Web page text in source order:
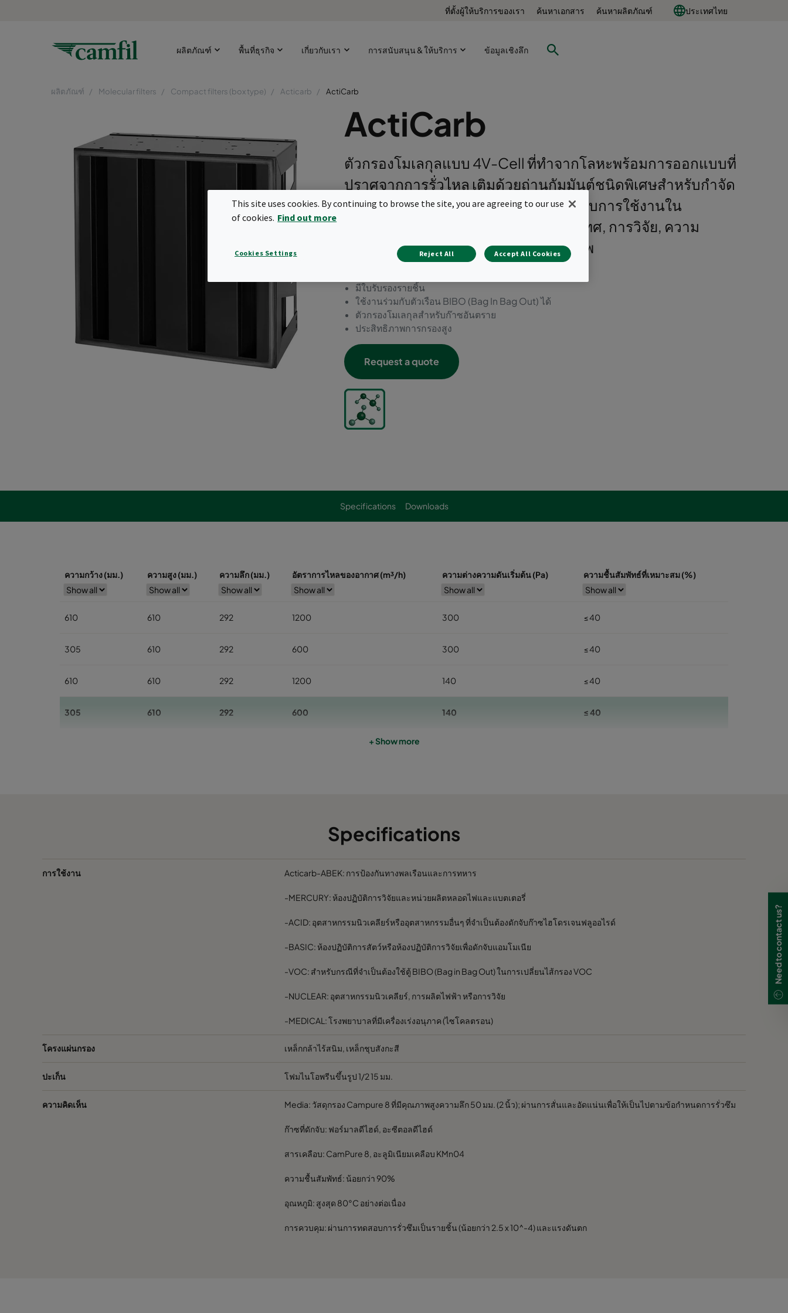
ที่ตั้งผู้ให้บริการของเรา ค้นหาเอกสาร ค้นหาผลิตภัณฑ์ ประเทศไทย
ผลิตภัณฑ์ พื้นที่ธุรกิจ เกี่ยวกับเรา การสนับสนุน & ให้บริการ ข้อมูลเชิงลึก
ผลิตภัณฑ์ Molecular filters Compact filters (box type) Acticarb ActiCarb
ActiCarb
ตัวกรองโมเลกุลแบบ 4V-Cell ที่ทำจากโลหะพร้อมการออกแบบที่
ปราศจากการรั่วไหล เติมด้วยถ่านกัมมันต์ชนิดพิเศษสำหรับกำจัด
ก๊าซพิษและก๊าซกัมมันตรังสี เหมาะสำหรับการใช้งานใน
อุตสาหกรรมนิวเคลียร์, การป้องกันประเทศ, การวิจัย, ความ
ปลอดภัยทางชีวภาพ และการดูแลสุขภาพ
มีใบรับรองรายชิ้น
ใช้งานร่วมกับตัวเรือน BIBO (Bag In Bag Out) ได้
ตัวกรองโมเลกุลสำหรับก๊าซอันตราย
ประสิทธิภาพการกรองสูง
Request a quote
Specifications Downloads
ความกว้าง (มม.) ความสูง (มม.) ความลึก (มม.) อัตราการไหลของอากาศ (m³/h) ความต่างความดันเริ่มต้น (Pa) ความชื้นสัมพัทธ์ที่เหมาะสม (%)
610 610 292 1200 300 ≤ 40
305 610 292 600 300 ≤ 40
610 610 292 1200 140 ≤ 40
305 610 292 600 140 ≤ 40
300
610 1200 200
600 200
500 140
140
+ Show more
Specifications
การใช้งาน Acticarb-ABEK: การป้องกันทางพลเรือนและการทหาร
-MERCURY: ห้องปฏิบัติการวิจัยและหน่วยผลิตหลอดไฟและแบตเตอรี่
-ACID: อุตสาหกรรมนิวเคลียร์หรืออุตสาหกรรมอื่นๆ ที่จำเป็นต้องดักจับก๊าซไฮโดรเจนฟลูออไรด์
-BASIC: ห้องปฏิบัติการสัตว์หรือห้องปฏิบัติการวิจัยเพื่อดักจับแอมโมเนีย
-VOC: สำหรับกรณีที่จำเป็นต้องใช้ตู้ BIBO (Bag in Bag Out) ในการเปลี่ยนไส้กรอง VOC
-NUCLEAR: อุตสาหกรรมนิวเคลียร์, การผลิตไฟฟ้า หรือการวิจัย
-MEDICAL: โรงพยาบาลที่มีเครื่องเร่งอนุภาค (ไซโคลตรอน)
โครงแผ่นกรอง เหล็กกล้าไร้สนิม, เหล็กชุบสังกะสี
ปะเก็น โฟมไนโอพรีนขึ้นรูป 1/2 15 มม.
ความคิดเห็น Media: วัสดุกรอง Campure 8 ที่มีคุณภาพสูงความลึก 50 มม. (2 นิ้ว); ผ่านการสั่นและอัดแน่นเพื่อให้เป็นไปตามข้อกำหนดการรั่วซึม
ก๊าซที่ดักจับ: ฟอร์มาลดีไฮด์, อะซีตอลดีไฮด์
สารเคลือบ: CamPure 8, อะลูมิเนียมเคลือบ KMn04
ความชื้นสัมพัทธ์: น้อยกว่า 90%
อุณหภูมิ: สูงสุด 80°C อย่างต่อเนื่อง
การควบคุม: ผ่านการทดสอบการรั่วซึมเป็นรายชิ้น (น้อยกว่า 2.5 x 10^-4) และแรงดันตก
Need to contact us?
This site uses cookies. By continuing to browse the site, you are agreeing to our use
of cookies. Find out more
Cookies Settings Reject All Accept All Cookies